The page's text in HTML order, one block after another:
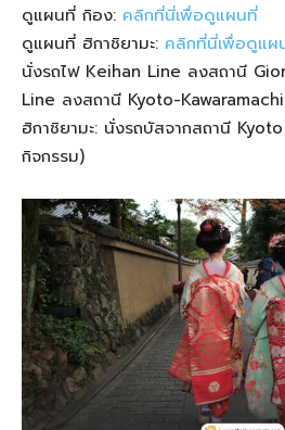
ดูแผนที่ กิอง: คลิกที่นี่เพื่อดูแผนที่
ดูแผนที่ ฮิกาชิยามะ: คลิกที่นี่เพื่อดูแผ
นั่งรถไฟ Keihan Line ลงสถานี
Line ลงสถานี Kyoto-Kawaramachi
ฮิกาชิยามะ: นั่งรถบัสจากสถานี
กิจกรรม)